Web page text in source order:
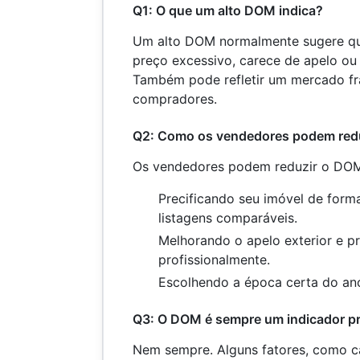
Q1: O que um alto DOM indica?
Um alto DOM normalmente sugere
preço excessivo, carece de apelo
Também pode refletir um mercado
compradores.
Q2: Como os vendedores podem
Os vendedores podem reduzir o
Precificando seu imóvel de
listagens comparáveis.
Melhorando o apelo exterior e
profissionalmente.
Escolhendo a época certa do
Q3: O DOM é sempre um indicador
Nem sempre. Alguns fatores, como